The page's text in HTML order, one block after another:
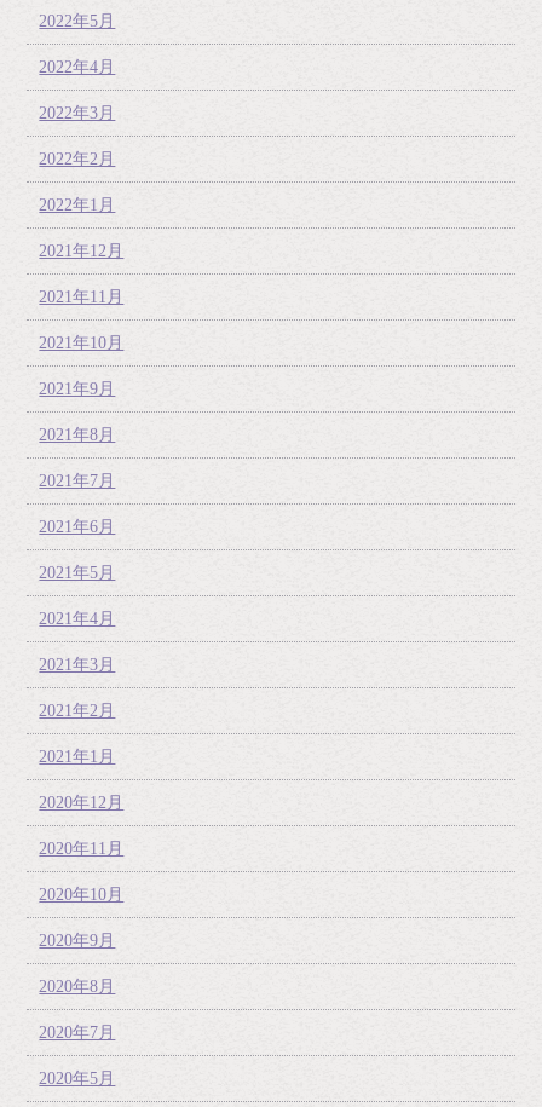
2022年5月
2022年4月
2022年3月
2022年2月
2022年1月
2021年12月
2021年11月
2021年10月
2021年9月
2021年8月
2021年7月
2021年6月
2021年5月
2021年4月
2021年3月
2021年2月
2021年1月
2020年12月
2020年11月
2020年10月
2020年9月
2020年8月
2020年7月
2020年5月